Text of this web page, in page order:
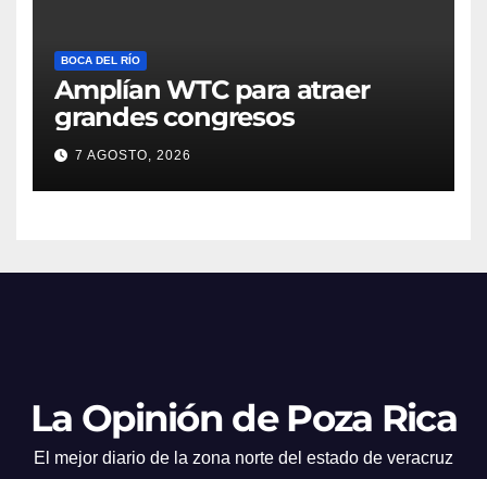
BOCA DEL RÍO
Amplían WTC para atraer
grandes congresos
7 AGOSTO, 2026
La Opinión de Poza Rica
El mejor diario de la zona norte del estado de veracruz